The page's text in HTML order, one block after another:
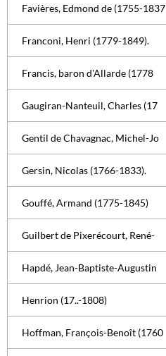
Favières, Edmond de (1755-1837
Franconi, Henri (1779-1849).
Francis, baron d'Allarde (1778
Gaugiran-Nanteuil, Charles (17
Gentil de Chavagnac, Michel-Jo
Gersin, Nicolas (1766-1833).
Gouffé, Armand (1775-1845)
Guilbert de Pixerécourt, René-
Hapdé, Jean-Baptiste-Augustin
Henrion (17..-1808)
Hoffman, François-Benoît (1760